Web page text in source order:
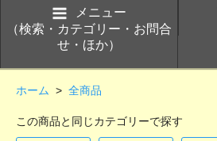
メニュー
（検索・カテゴリー・お問合
せ・ほか）
ホーム > 全商品
この商品と同じカテゴリーで探す